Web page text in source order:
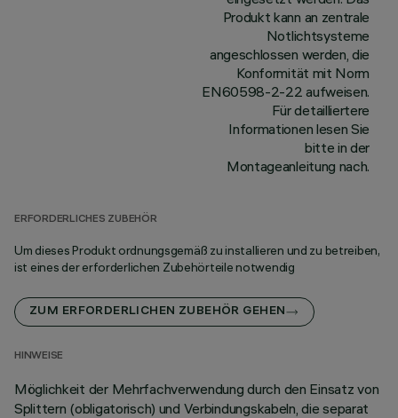
Produkt kann an zentrale
Notlichtsysteme
angeschlossen werden, die
Konformität mit Norm
EN60598-2-22 aufweisen.
Für detailliertere
Informationen lesen Sie
bitte in der
Montageanleitung nach.
ERFORDERLICHES ZUBEHÖR
Um dieses Produkt ordnungsgemäß zu installieren und zu betreiben,
ist eines der erforderlichen Zubehörteile notwendig
ZUM ERFORDERLICHEN ZUBEHÖR GEHEN
HINWEISE
Möglichkeit der Mehrfachverwendung durch den Einsatz von
Splittern (obligatorisch) und Verbindungskabeln, die separat